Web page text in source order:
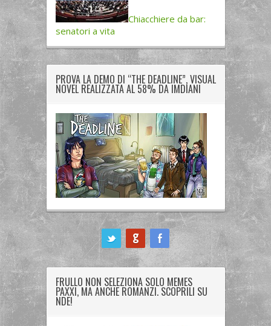
Chiacchiere da bar:
senatori a vita
PROVA LA DEMO DI “THE DEADLINE”, VISUAL
NOVEL REALIZZATA AL 58% DA IMDIANI
FRULLO NON SELEZIONA SOLO MEMES
PAXXI, MA ANCHE ROMANZI. SCOPRILI SU
NDE!